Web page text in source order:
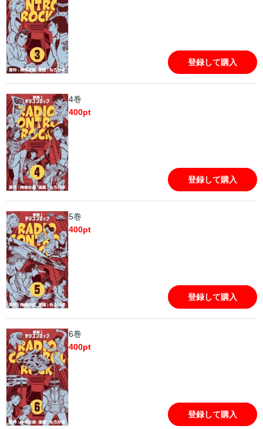
登録して購入
4巻
400pt
登録して購入
5巻
400pt
登録して購入
6巻
400pt
登録して購入